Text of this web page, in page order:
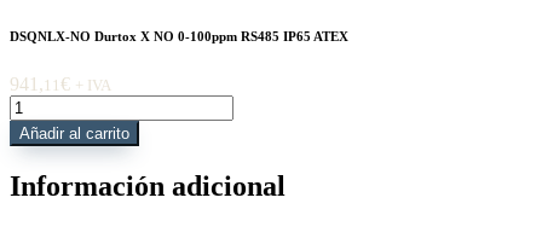
DSQNLX-NO Durtox X NO 0-100ppm RS485 IP65 ATEX
941, 11 € + IVA
DSQNLX-
NO
Durtox
NO
Añadir al carrito
Información adicional